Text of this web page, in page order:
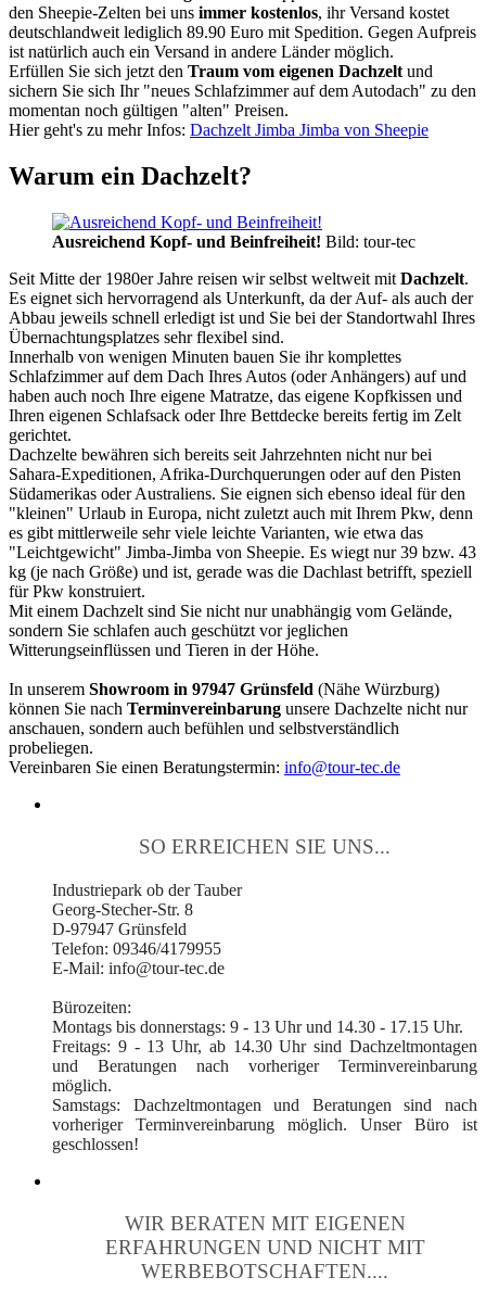
den Sheepie-Zelten bei uns immer kostenlos, ihr Versand kostet
deutschlandweit lediglich 89.90 Euro mit Spedition. Gegen Aufpreis
ist natürlich auch ein Versand in andere Länder möglich.
Erfüllen Sie sich jetzt den Traum vom eigenen Dachzelt und
sichern Sie sich Ihr "neues Schlafzimmer auf dem Autodach" zu den
momentan noch gültigen "alten" Preisen.
Hier geht's zu mehr Infos: Dachzelt Jimba Jimba von Sheepie
Warum ein Dachzelt?
Ausreichend Kopf- und Beinfreiheit! Bild: tour-tec
Seit Mitte der 1980er Jahre reisen wir selbst weltweit mit Dachzelt.
Es eignet sich hervorragend als Unterkunft, da der Auf- als auch der
Abbau jeweils schnell erledigt ist und Sie bei der Standortwahl Ihres
Übernachtungsplatzes sehr flexibel sind.
Innerhalb von wenigen Minuten bauen Sie ihr komplettes
Schlafzimmer auf dem Dach Ihres Autos (oder Anhängers) auf und
haben auch noch Ihre eigene Matratze, das eigene Kopfkissen und
Ihren eigenen Schlafsack oder Ihre Bettdecke bereits fertig im Zelt
gerichtet.
Dachzelte bewähren sich bereits seit Jahrzehnten nicht nur bei
Sahara-Expeditionen, Afrika-Durchquerungen oder auf den Pisten
Südamerikas oder Australiens. Sie eignen sich ebenso ideal für den
"kleinen" Urlaub in Europa, nicht zuletzt auch mit Ihrem Pkw, denn
es gibt mittlerweile sehr viele leichte Varianten, wie etwa das
"Leichtgewicht" Jimba-Jimba von Sheepie. Es wiegt nur 39 bzw. 43
kg (je nach Größe) und ist, gerade was die Dachlast betrifft, speziell
für Pkw konstruiert.
Mit einem Dachzelt sind Sie nicht nur unabhängig vom Gelände,
sondern Sie schlafen auch geschützt vor jeglichen
Witterungseinflüssen und Tieren in der Höhe.
In unserem Showroom in 97947 Grünsfeld (Nähe Würzburg)
können Sie nach Terminvereinbarung unsere Dachzelte nicht nur
anschauen, sondern auch befühlen und selbstverständlich
probeliegen.
Vereinbaren Sie einen Beratungstermin: info@tour-tec.de
SO ERREICHEN SIE UNS...
Industriepark ob der Tauber
Georg-Stecher-Str. 8
D-97947 Grünsfeld
Telefon: 09346/4179955
E-Mail: info@tour-tec.de
Bürozeiten:
Montags bis donnerstags: 9 - 13 Uhr und 14.30 - 17.15 Uhr.
Freitags: 9 - 13 Uhr, ab 14.30 Uhr sind Dachzeltmontagen
und Beratungen nach vorheriger Terminvereinbarung
möglich.
Samstags: Dachzeltmontagen und Beratungen sind nach
vorheriger Terminvereinbarung möglich. Unser Büro ist
geschlossen!
WIR BERATEN MIT EIGENEN
ERFAHRUNGEN UND NICHT MIT
WERBEBOTSCHAFTEN....